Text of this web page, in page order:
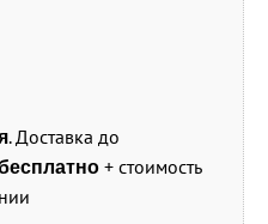
. Доставка до
+ стоимость